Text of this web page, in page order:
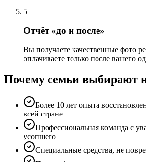
5
Отчёт «до и после»
Вы получаете качественные фото
оплачиваете только после вашего
Почему семьи выбирают
Более 10 лет опыта
всей стране
Профессиональная команда с
усопшего
Специальные средства, не